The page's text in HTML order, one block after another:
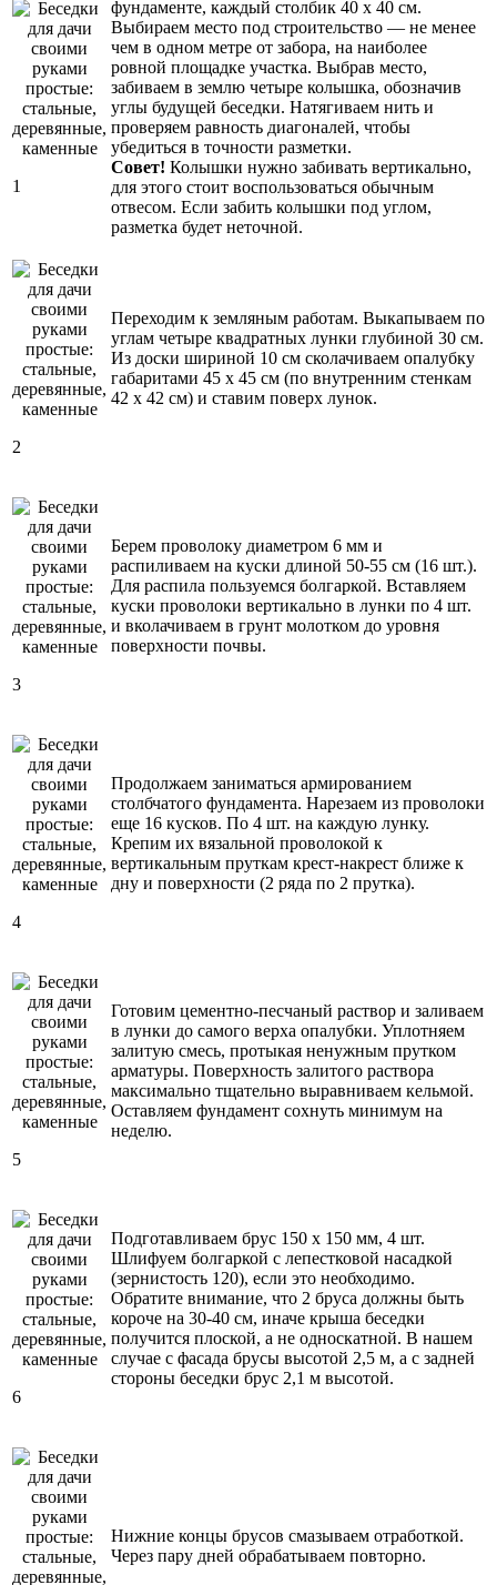
1
фундаменте, каждый столбик 40 х 40 см.
Выбираем место под строительство — не менее
чем в одном метре от забора, на наиболее
ровной площадке участка. Выбрав место,
забиваем в землю четыре колышка, обозначив
углы будущей беседки. Натягиваем нить и
проверяем равность диагоналей, чтобы
убедиться в точности разметки.
Совет! Колышки нужно забивать вертикально,
для этого стоит воспользоваться обычным
отвесом. Если забить колышки под углом,
разметка будет неточной.
2
Переходим к земляным работам. Выкапываем по
углам четыре квадратных лунки глубиной 30 см.
Из доски шириной 10 см сколачиваем опалубку
габаритами 45 х 45 см (по внутренним стенкам
42 х 42 см) и ставим поверх лунок.
3
Берем проволоку диаметром 6 мм и
распиливаем на куски длиной 50-55 см (16 шт.).
Для распила пользуемся болгаркой. Вставляем
куски проволоки вертикально в лунки по 4 шт.
и вколачиваем в грунт молотком до уровня
поверхности почвы.
4
Продолжаем заниматься армированием
столбчатого фундамента. Нарезаем из проволоки
еще 16 кусков. По 4 шт. на каждую лунку.
Крепим их вязальной проволокой к
вертикальным пруткам крест-накрест ближе к
дну и поверхности (2 ряда по 2 прутка).
5
Готовим цементно-песчаный раствор и заливаем
в лунки до самого верха опалубки. Уплотняем
залитую смесь, протыкая ненужным прутком
арматуры. Поверхность залитого раствора
максимально тщательно выравниваем кельмой.
Оставляем фундамент сохнуть минимум на
неделю.
6
Подготавливаем брус 150 х 150 мм, 4 шт.
Шлифуем болгаркой с лепестковой насадкой
(зернистость 120), если это необходимо.
Обратите внимание, что 2 бруса должны быть
короче на 30-40 см, иначе крыша беседки
получится плоской, а не односкатной. В нашем
случае с фасада брусы высотой 2,5 м, а с задней
стороны беседки брус 2,1 м высотой.
Нижние концы брусов смазываем отработкой.
Через пару дней обрабатываем повторно.